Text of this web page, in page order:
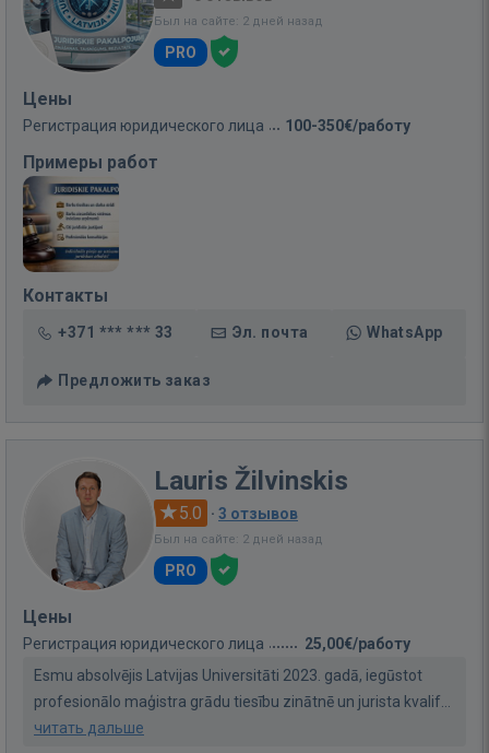
Был на сайте: 2 дней назад
PRO
Цены
Регистрация юридического лица 100-350€/работу
Примеры работ
Контакты
+371 *** *** 33 Эл. почта WhatsApp
Предложить заказ
Lauris Žilvinskis
5.0 · 3 отзывов
Был на сайте: 2 дней назад
PRO
Цены
Регистрация юридического лица
25,00€/работу
Esmu absolvējis Latvijas Universitāti 2023. gadā, iegūstot
profesionālo maģistra grādu tiesību zinātnē un jurista kvalif...
читать дальше